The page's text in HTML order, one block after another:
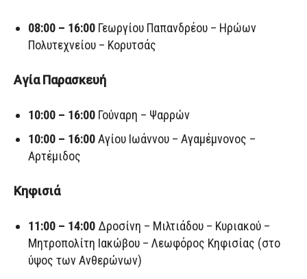
08:00 – 16:00 Γεωργίου Παπανδρέου – Ηρώων
Πολυτεχνείου – Κορυτσάς
Αγία Παρασκευή
10:00 – 16:00 Γούναρη – Ψαρρών
10:00 – 16:00Αγίου Ιωάννου – Αγαμέμνονος –
Αρτέμιδος
Κηφισιά
11:00 – 14:00 Δροσίνη – Μιλτιάδου – Κυριακού –
Μητροπολίτη Ιακώβου – Λεωφόρος Κηφισίας (στο
ύψος των Ανθερώνων)